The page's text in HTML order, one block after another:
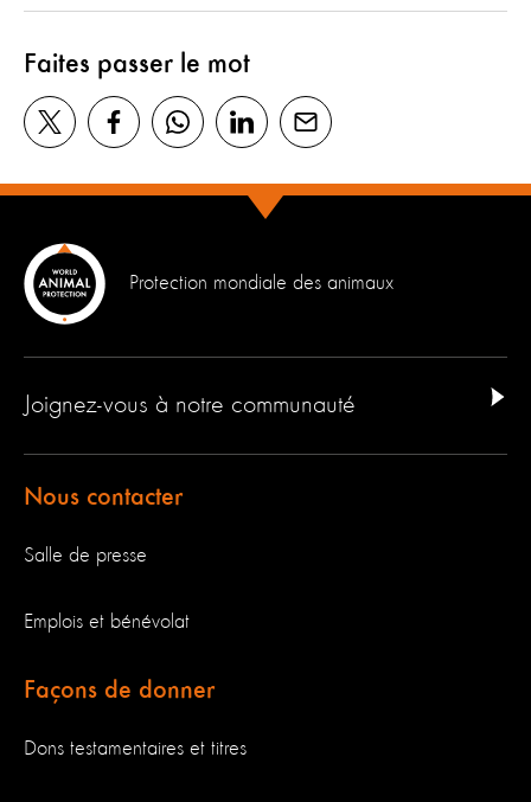
Faites passer le mot
Protection mondiale des animaux
Joignez-vous à notre communauté
Nous contacter
Salle de presse
Emplois et bénévolat
Façons de donner
Dons testamentaires et titres